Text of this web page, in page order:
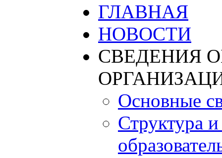
ГЛАВНАЯ
НОВОСТИ
СВЕДЕНИЯ
Основные
Структура